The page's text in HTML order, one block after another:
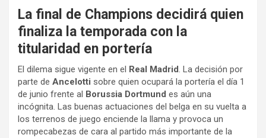
La final de Champions decidirá quien
finaliza la temporada con la
titularidad en portería
El dilema sigue vigente en el Real Madrid. La decisión por
parte de Ancelotti sobre quien ocupará la portería el día 1
de junio frente al Borussia Dortmund es aún una
incógnita. Las buenas actuaciones del belga en su vuelta a
los terrenos de juego enciende la llama y provoca un
rompecabezas de cara al partido más importante de la